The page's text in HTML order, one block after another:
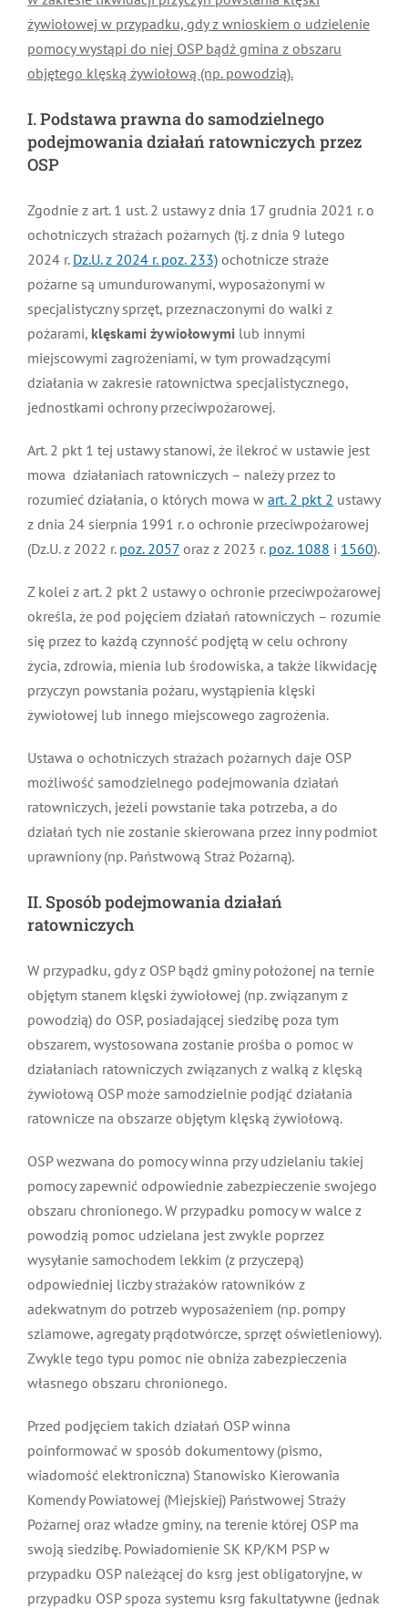
Symbole
Media
MDP i DDP
OTWP
PNWM
Kultura
Orkiestry
Sport
Floriany
Historia
Projekty
System OSP
Forum
Poradnik
Sklep
100-lecie
żywiołowej w przypadku, gdy z wnioskiem o udzielenie
pomocy wystąpi do niej OSP bądź gmina z obszaru
objętego klęską żywiołową (np. powodzią).
I. Podstawa prawna do samodzielnego
podejmowania działań ratowniczych przez
OSP
Zgodnie z art. 1 ust. 2 ustawy z dnia 17 grudnia 2021 r. o
ochotniczych strażach pożarnych (tj. z dnia 9 lutego
2024 r. Dz.U. z 2024 r. poz. 233) ochotnicze straże
pożarne są umundurowanymi, wyposażonymi w
specjalistyczny sprzęt, przeznaczonymi do walki z
pożarami, klęskami żywiołowymi lub innymi
miejscowymi zagrożeniami, w tym prowadzącymi
działania w zakresie ratownictwa specjalistycznego,
jednostkami ochrony przeciwpożarowej.
Art. 2 pkt 1 tej ustawy stanowi, że ilekroć w ustawie jest
mowa działaniach ratowniczych – należy przez to
rozumieć działania, o których mowa w art. 2 pkt 2 ustawy
z dnia 24 sierpnia 1991 r. o ochronie przeciwpożarowej
(Dz.U. z 2022 r. poz. 2057 oraz z 2023 r. poz. 1088 i 1560).
Z kolei z art. 2 pkt 2 ustawy o ochronie przeciwpożarowej
określa, że pod pojęciem działań ratowniczych – rozumie
się przez to każdą czynność podjętą w celu ochrony
życia, zdrowia, mienia lub środowiska, a także likwidację
przyczyn powstania pożaru, wystąpienia klęski
żywiołowej lub innego miejscowego zagrożenia.
Ustawa o ochotniczych strażach pożarnych daje OSP
możliwość samodzielnego podejmowania działań
ratowniczych, jeżeli powstanie taka potrzeba, a do
działań tych nie zostanie skierowana przez inny podmiot
uprawniony (np. Państwową Straż Pożarną).
II. Sposób podejmowania działań
ratowniczych
W przypadku, gdy z OSP bądź gminy położonej na ternie
objętym stanem klęski żywiołowej (np. związanym z
powodzią) do OSP, posiadającej siedzibę poza tym
obszarem, wystosowana zostanie prośba o pomoc w
działaniach ratowniczych związanych z walką z klęską
żywiołową OSP może samodzielnie podjąć działania
ratownicze na obszarze objętym klęską żywiołową.
OSP wezwana do pomocy winna przy udzielaniu takiej
pomocy zapewnić odpowiednie zabezpieczenie swojego
obszaru chronionego. W przypadku pomocy w walce z
powodzią pomoc udzielana jest zwykle poprzez
wysyłanie samochodem lekkim (z przyczepą)
odpowiedniej liczby strażaków ratowników z
adekwatnym do potrzeb wyposażeniem (np. pompy
szlamowe, agregaty prądotwórcze, sprzęt oświetleniowy).
Zwykle tego typu pomoc nie obniża zabezpieczenia
własnego obszaru chronionego.
Przed podjęciem takich działań OSP winna
poinformować w sposób dokumentowy (pismo,
wiadomość elektroniczna) Stanowisko Kierowania
Komendy Powiatowej (Miejskiej) Państwowej Straży
Pożarnej oraz władze gminy, na terenie której OSP ma
swoją siedzibę. Powiadomienie SK KP/KM PSP w
przypadku OSP należącej do ksrg jest obligatoryjne, w
przypadku OSP spoza systemu ksrg fakultatywne (jednak